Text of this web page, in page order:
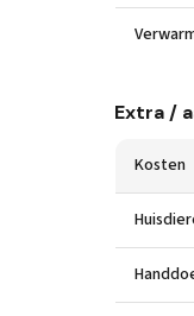
Extra /
Kosten